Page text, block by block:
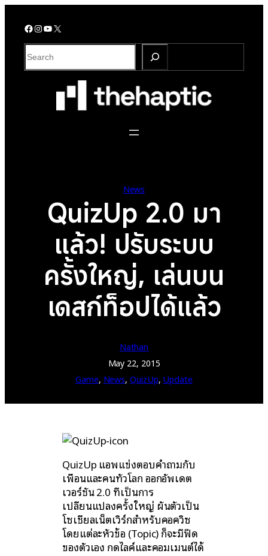
Facebook InstagramYouTube X
S
e
News
QuizUp 2.0 มา
แล้ว! ปรับระบบ
ครั้งใหญ่, เล่นบน
เดสก์ท็อปได้แล้ว
Nathan
May 22, 2015
Game, News, QuizUp, Update
QuizUp แอพแข่งตอบคำถามกับ
เพื่อนและคนทั่วโลก ออกอัพเดต
เวอร์ชัน 2.0 ที่เป็นการ
เปลี่ยนแปลงครั้งใหญ่ ผันตัวเป็น
โซเชียลเน็ตเวิร์กสำหรับคอควิซ
โดยแต่ละหัวข้อ (Topic) ก็จะมีฟีด
ของตัวเอง กดไลค์และคอมเมนต์ได้